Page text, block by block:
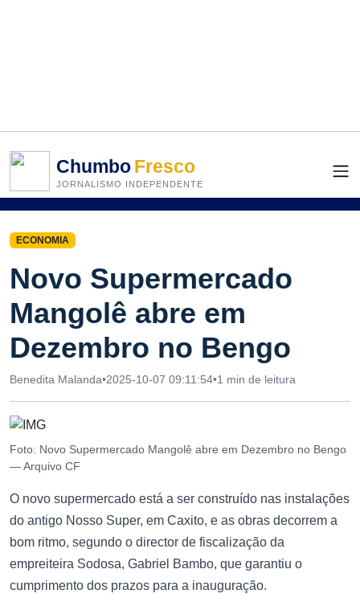
ChumboFresco
JORNALISMO INDEPENDENTE
ECONOMIA
Novo Supermercado
Mangolê abre em
Dezembro no Bengo
Benedita Malanda•2025-10-07 09:11:54•1 min de leitura
Foto: Novo Supermercado Mangolê abre em Dezembro no Bengo
— Arquivo CF
O novo supermercado está a ser construído nas instalações
do antigo Nosso Super, em Caxito, e as obras decorrem a
bom ritmo, segundo o director de fiscalização da
empreiteira Sodosa, Gabriel Bambo, que garantiu o
cumprimento dos prazos para a inauguração.